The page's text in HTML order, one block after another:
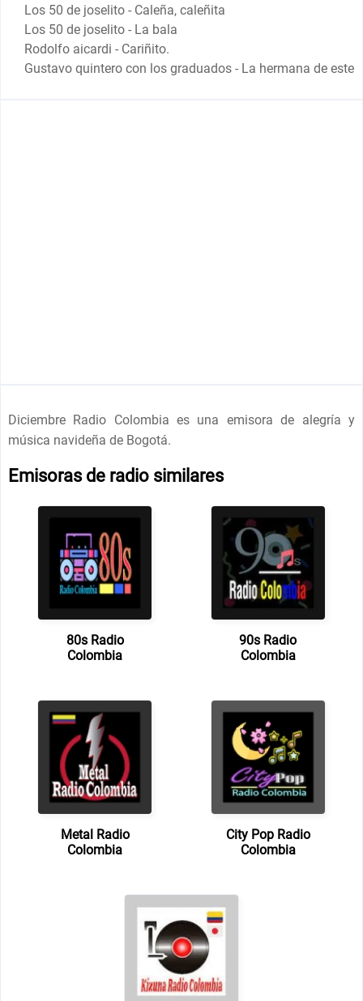
Los 50 de joselito - Caleña, caleñita
Los 50 de joselito - La bala
Rodolfo aicardi - Cariñito.
Gustavo quintero con los graduados - La hermana de este
Diciembre Radio Colombia es una emisora de alegría y
música navideña de Bogotá.
Emisoras de radio similares
80s Radio
Colombia
90s Radio
Colombia
Metal Radio
Colombia
City Pop Radio
Colombia